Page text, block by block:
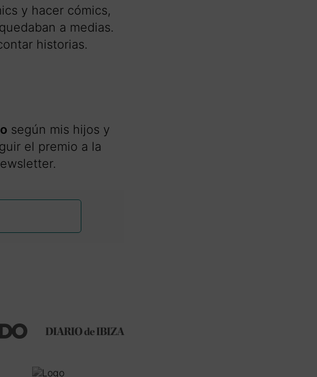
y hacer cómics,
a medias.
historias.
según mis hijos y
el premio a la